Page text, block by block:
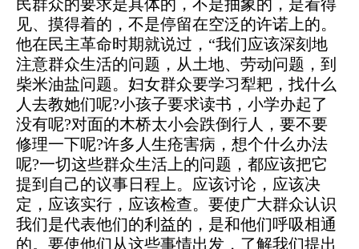
民群众的要求是具体的，不是抽象的，是看得
见、摸得着的，不是停留在空泛的许诺上的。
他在民主革命时期就说过，“我们应该深刻地
注意群众生活的问题，从土地、劳动问题，到
柴米油盐问题。妇女群众要学习犁耙，找什么
人去教她们呢?小孩子要求读书，小学办起了
没有呢?对面的木桥太小会跌倒行人，要不要
修理一下呢?许多人生疮害病，想个什么办法
呢?一切这些群众生活上的问题，都应该把它
提到自己的议事日程上。应该讨论，应该决
定，应该实行，应该检查。要使广大群众认识
我们是代表他们的利益的，是和他们呼吸相通
的。要使他们从这些事情出发，了解我们提出